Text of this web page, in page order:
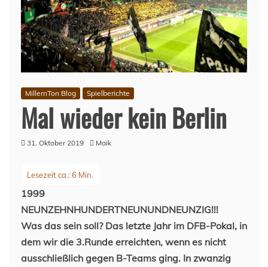
MillernTon Blog Spielberichte
Mal wieder kein Berlin
31. Oktober 2019 Maik
1999
NEUNZEHNHUNDERTNEUNUNDNEUNZIG!!!
Was das sein soll? Das letzte Jahr im DFB-Pokal, in
dem wir die 3.Runde erreichten, wenn es nicht
ausschließlich gegen B-Teams ging. In zwanzig